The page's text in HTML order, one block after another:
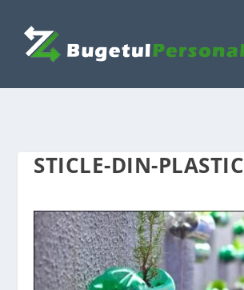
STICLE-DIN-PLASTIC